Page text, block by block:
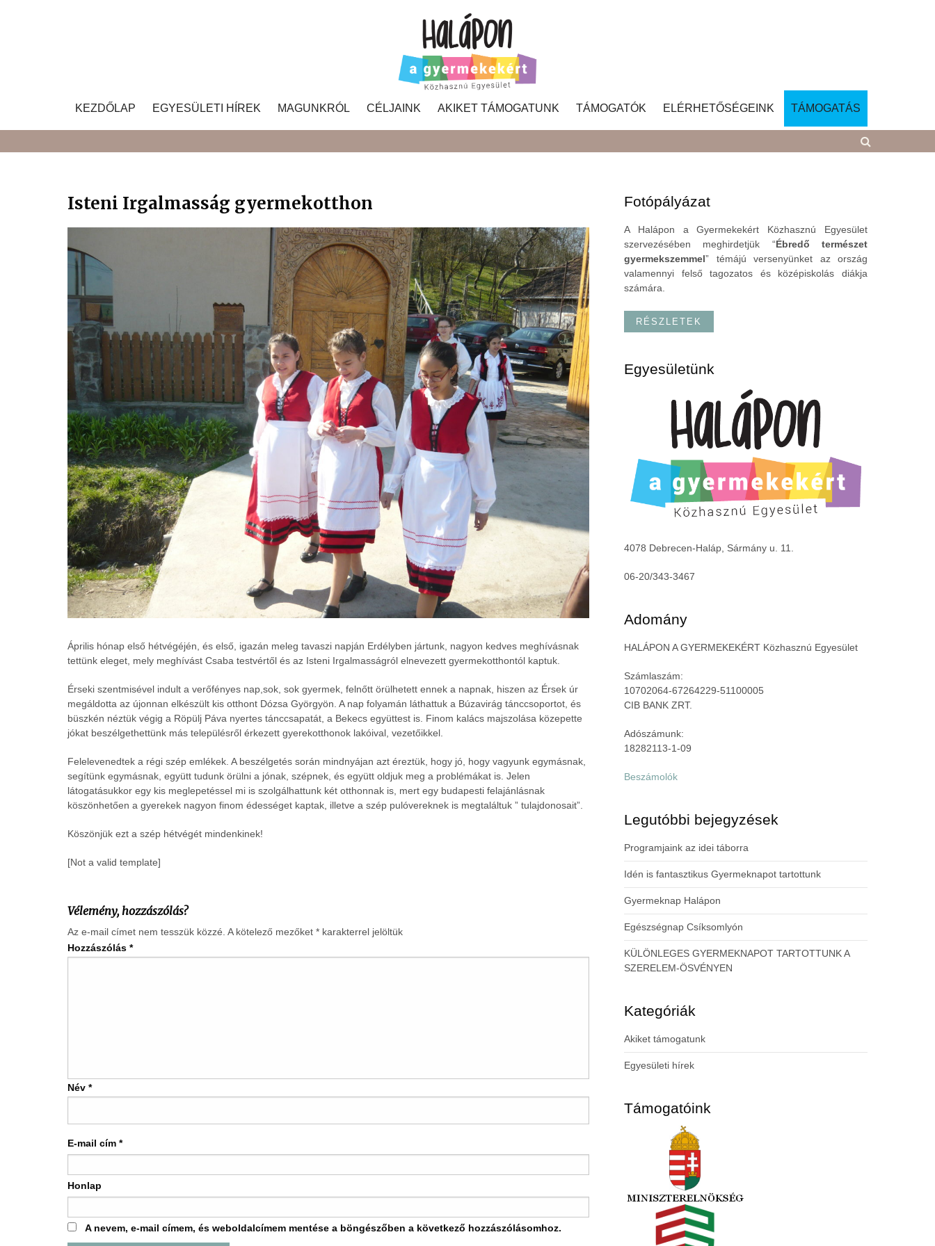
KEZDŐLAP EGYESÜLETI HÍREK MAGUNKRÓL CÉLJAINK AKIKET TÁMOGATUNK TÁMOGATÓK ELÉRHETŐSÉGEINK TÁMOGATÁS
Isteni Irgalmasság gyermekotthon
Április hónap első hétvégéjén, és első, igazán meleg tavaszi napján Erdélyben jártunk, nagyon kedves meghívásnak
tettünk eleget, mely meghívást Csaba testvértől és az Isteni Irgalmasságról elnevezett gyermekotthontól kaptuk.
Érseki szentmisével indult a verőfényes nap,sok, sok gyermek, felnőtt örülhetett ennek a napnak, hiszen az Érsek úr
megáldotta az újonnan elkészült kis otthont Dózsa Györgyön. A nap folyamán láthattuk a Búzavirág tánccsoportot, és
büszkén néztük végig a Röpülj Páva nyertes tánccsapatát, a Bekecs együttest is. Finom kalács majszolása közepette
jókat beszélgethettünk más településről érkezett gyerekotthonok lakóival, vezetőikkel.
Felelevenedtek a régi szép emlékek. A beszélgetés során mindnyájan azt éreztük, hogy jó, hogy vagyunk egymásnak,
segítünk egymásnak, együtt tudunk örülni a jónak, szépnek, és együtt oldjuk meg a problémákat is. Jelen
látogatásukkor egy kis meglepetéssel mi is szolgálhattunk két otthonnak is, mert egy budapesti felajánlásnak
köszönhetően a gyerekek nagyon finom édességet kaptak, illetve a szép pulóvereknek is megtaláltuk ” tulajdonosait”.
Köszönjük ezt a szép hétvégét mindenkinek!
[Not a valid template]
Vélemény, hozzászólás?
Az e-mail címet nem tesszük közzé. A kötelező mezőket * karakterrel jelöltük
Hozzászólás *
Név *
E-mail cím *
Honlap
A nevem, e-mail címem, és weboldalcímem mentése a böngészőben a következő hozzászólásomhoz.
Fotópályázat
A Halápon a Gyermekekért Közhasznú Egyesület
szervezésében meghirdetjük “Ébredő természet
gyermekszemmel” témájú versenyünket az ország
valamennyi felső tagozatos és középiskolás diákja
számára.
RÉSZLETEK
Egyesületünk
4078 Debrecen-Haláp, Sármány u. 11.
06-20/343-3467
Adomány
HALÁPON A GYERMEKEKÉRT Közhasznú Egyesület
Számlaszám:
10702064-67264229-51100005
CIB BANK ZRT.
Adószámunk:
18282113-1-09
Beszámolók
Legutóbbi bejegyzések
Programjaink az idei táborra
Idén is fantasztikus Gyermeknapot tartottunk
Gyermeknap Halápon
Egészségnap Csíksomlyón
KÜLÖNLEGES GYERMEKNAPOT TARTOTTUNK A
SZERELEM-ÖSVÉNYEN
Kategóriák
Akiket támogatunk
Egyesületi hírek
Támogatóink